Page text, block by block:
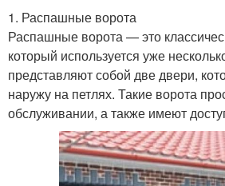
1. Распашные ворота
Распашные ворота — это
который используется уже
представляют собой две двери,
наружу на петлях. Такие ворота
обслуживании, а также имеют